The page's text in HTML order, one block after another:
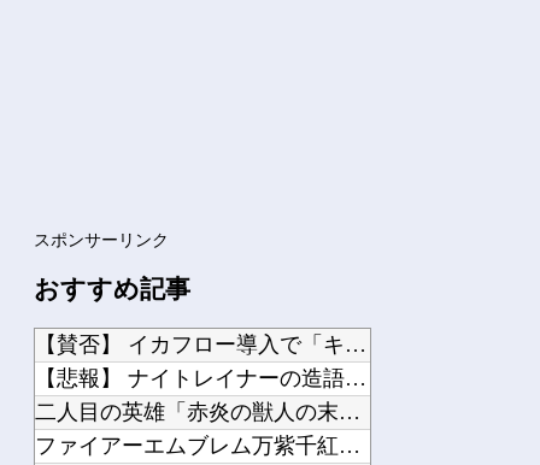
スポンサーリンク
おすすめ記事
【賛否】 イカフロー導入で「キルゲー加速」と不安の声、塗りで貢献という”スプラら...
【悲報】 ナイトレイナーの造語、ガチでキモすぎて終わる…
二人目の英雄「赤炎の獣人の末裔 イニス」
ファイアーエムブレム万紫千紅とんでもないネタバレをしてしまう…